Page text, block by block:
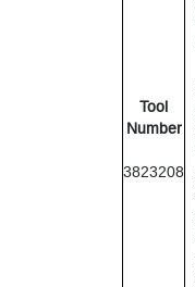
Tool
Number
3823208